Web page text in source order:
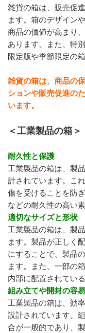
雑貨の箱は、販売促
ます。箱のデザイン
商品の価値が高まり
あります。また、特
限定版や季節限定の
雑貨の箱は、商品の
ションや販売促進の
います。
＜工業製品の箱＞
耐久性と保護
工業製品の箱は、製
計されています。こ
傷を受けることを防
などの耐久性の高い
適切なサイズと形状
工業製品の箱は、製
ます。製品が正しく
にすることで、製品
ます。また、一部の
内部に配置されてい
組み立てや開封の容
工業製品の箱は、効
設計されています。
合が一般的であり、